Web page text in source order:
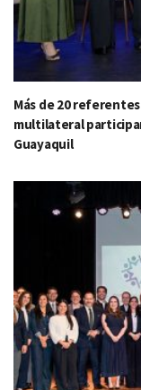
Más de 20
multilateral
Guayaquil